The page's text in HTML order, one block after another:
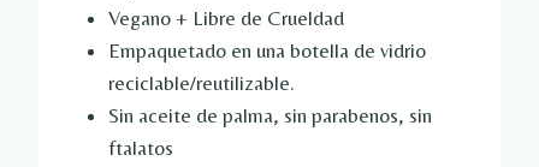
Vegano + Libre de Crueldad
Empaquetado en una botella de vidrio
reciclable/reutilizable.
Sin aceite de palma, sin parabenos, sin
ftalatos